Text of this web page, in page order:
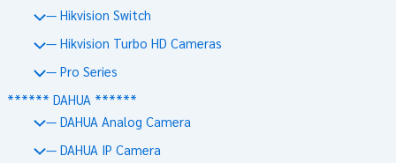
— Hikvision Switch
— Hikvision Turbo HD Cameras
— Pro Series
****** DAHUA ******
— DAHUA Analog Camera
— DAHUA IP Camera